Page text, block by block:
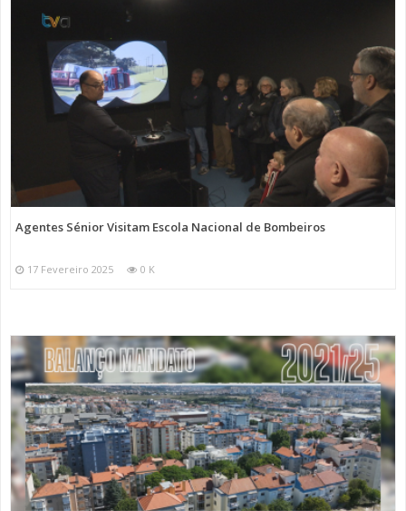
Agentes Sénior Visitam Escola Nacional de Bombeiros
17 Fevereiro 2025 0 K